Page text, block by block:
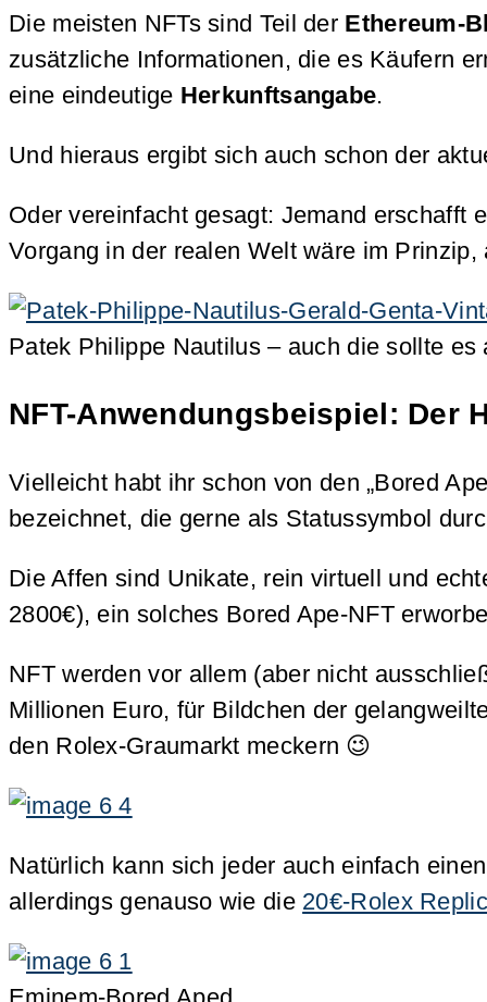
Die meisten NFTs sind Teil der Ethereum-
zusätzliche Informationen, die es Käufern
eine eindeutige Herkunftsangabe.
Und hieraus ergibt sich auch schon der
Oder vereinfacht gesagt: Jemand erschafft
Vorgang in der realen Welt wäre im
Patek Philippe Nautilus – auch die sollte
NFT-Anwendungsbeispiel: Der
Vielleicht habt ihr schon von den „Bored
bezeichnet, die gerne als Statussymbol
Die Affen sind Unikate, rein virtuell und
2800€), ein solches Bored Ape-NFT
NFT werden vor allem (aber nicht
Millionen Euro, für Bildchen der
den Rolex-Graumarkt meckern 😉
Natürlich kann sich jeder auch einfach
allerdings genauso wie die 20€-Rolex